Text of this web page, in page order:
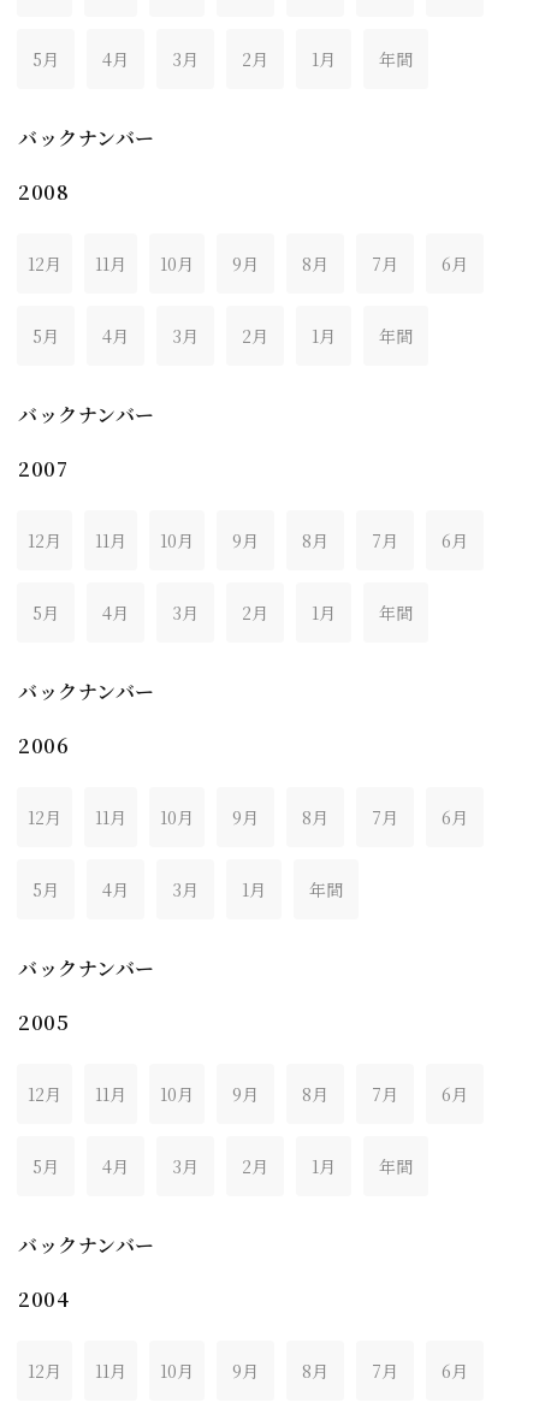
5月 4月 3月 2月 1月 年間
バックナンバー
2008
12月 11月 10月 9月 8月 7月 6月
5月 4月 3月 2月 1月 年間
バックナンバー
2007
12月 11月 10月 9月 8月 7月 6月
5月 4月 3月 2月 1月 年間
バックナンバー
2006
12月 11月 10月 9月 8月 7月 6月
5月 4月 3月 1月 年間
バックナンバー
2005
12月 11月 10月 9月 8月 7月 6月
5月 4月 3月 2月 1月 年間
バックナンバー
2004
12月 11月 10月 9月 8月 7月 6月